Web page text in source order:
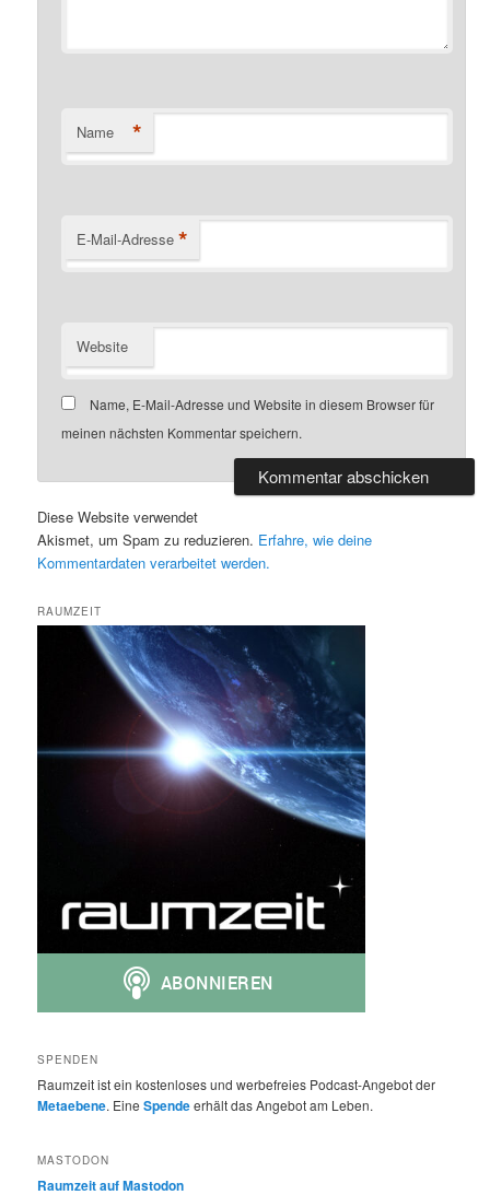
Name *
E-Mail-Adresse *
Website
Name, E-Mail-Adresse und Website in diesem Browser für
meinen nächsten Kommentar speichern.
Diese Website verwendet
Akismet, um Spam zu reduzieren. Erfahre, wie deine
Kommentardaten verarbeitet werden.
RAUMZEIT
SPENDEN
Raumzeit ist ein kostenloses und werbefreies Podcast-Angebot der
Metaebene. EineSpendeerhält das Angebot am Leben.
MASTODON
Raumzeit auf Mastodon